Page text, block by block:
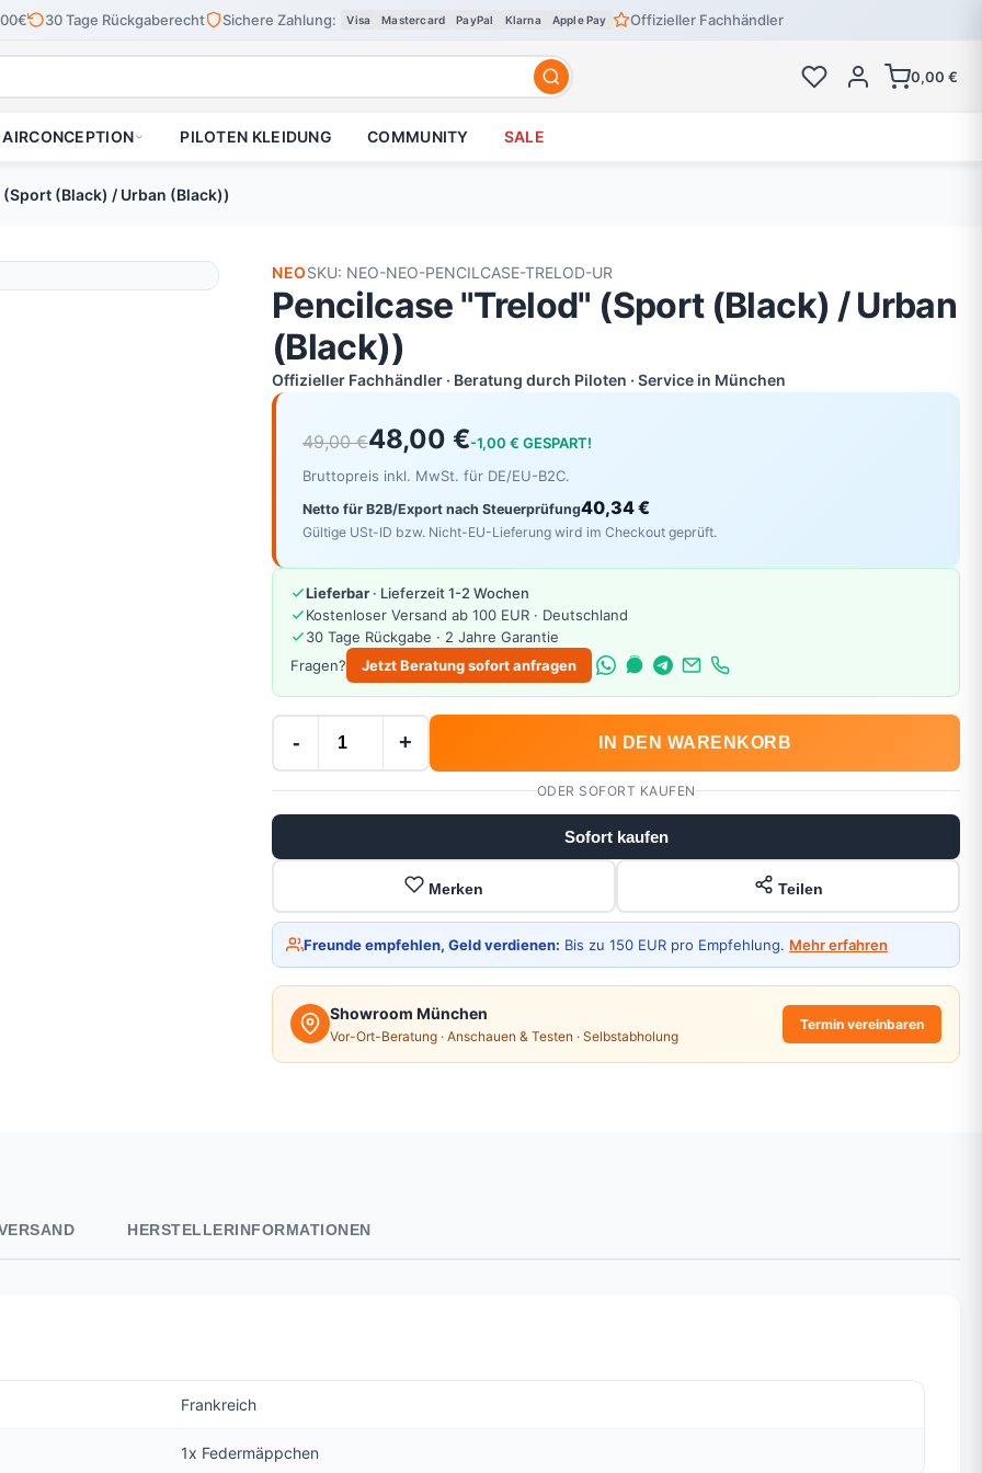
30 Tage Rückgaberecht Sichere Zahlung: Visa Mastercard PayPal Klarna Apple Pay Offizieller Fachhändler
0,00 €
AIRCONCEPTION PILOTEN KLEIDUNG COMMUNITY SALE
(Black) / Urban (Black))
NEOSKU: NEO-NEO-PENCILCASE-TRELOD-UR
Pencilcase "Trelod" (Sport (Black) / Urban
(Black))
Offizieller Fachhändler · Beratung durch Piloten · Service in München
49,00 €48,00 €-1,00 € GESPART!
Bruttopreis inkl. MwSt. für DE/EU-B2C.
Netto für B2B/Export nach Steuerprüfung40,34 €
Gültige USt-ID bzw. Nicht-EU-Lieferung wird im Checkout geprüft.
Lieferbar · Lieferzeit 1-2 Wochen
Kostenloser Versand ab 100 EUR · Deutschland
30 Tage Rückgabe · 2 Jahre Garantie
Fragen?
Jetzt Beratung sofort anfragen
- + IN DEN WARENKORB
ODER SOFORT KAUFEN
Sofort kaufen
Merken Teilen
Freunde empfehlen, Geld verdienen: Bis zu 150 EUR pro Empfehlung. Mehr erfahren
Showroom München
Vor-Ort-Beratung · Anschauen & Testen · Selbstabholung
Termin vereinbaren
HERSTELLERINFORMATIONEN
Frankreich
1x Federmäppchen